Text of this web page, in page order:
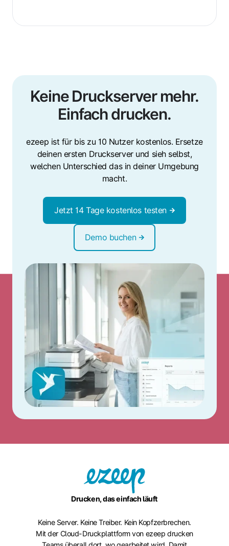
Keine Druckserver mehr.
Einfach drucken.
ezeep ist für bis zu 10 Nutzer kostenlos. Ersetze
deinen ersten Druckserver und sieh selbst,
welchen Unterschied das in deiner Umgebung
macht.
Jetzt 14 Tage kostenlos testen
Demo buchen
Drucken, das einfach läuft
Keine Server. Keine Treiber. Kein Kopfzerbrechen.
Mit der Cloud-Druckplattform von ezeep drucken